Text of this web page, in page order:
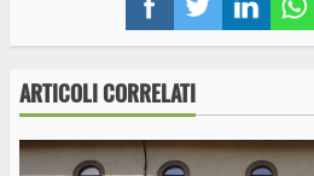
ARTICOLI CORRELATI